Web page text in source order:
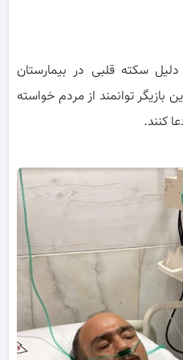
سکته قلبی در بیمارستان
توانمند از مردم خواسته
کنند.